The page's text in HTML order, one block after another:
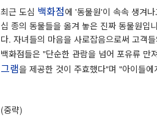
최근 도심 백화점에 '동물원'이 속속 생겨
십 종의 동물들을 옮겨 놓은 진짜 동물원입
다. 자녀들의 마음을 사로잡음으로써 고객
백화점들은 "단순한 관람을 넘어 포유류 만
그램을 제공한 것이 주효했다"며 "아이들
(중략)